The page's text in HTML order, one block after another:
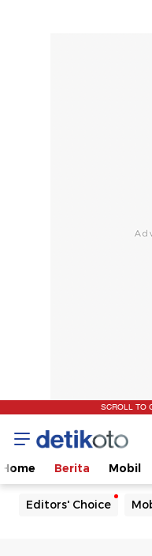
SCROLL TO
Home Berita Mobil
Editors' Choice